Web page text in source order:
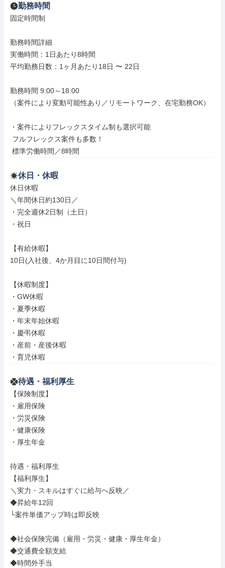
勤務時間
固定時間制
勤務時間詳細
実働時間：1日あたり8時間
平均勤務日数：1ヶ月あたり18日 〜 22日
勤務時間 9:00～18:00
（案件により変動可能性あり／リモートワーク、在宅勤務OK）
・案件によりフレックスタイム制も選択可能
標準労働時間／8時間
休日・休暇
休日休暇
＼年間休日約130日／
・完全週休2日制（土日）
・祝日
【有給休暇】
10日(入社後、4か月目に10日間付与)
【休暇制度】
・GW休暇
・夏季休暇
・年末年始休暇
・慶弔休暇
・産前・産後休暇
・育児休暇
待遇・福利厚生
【保険制度】
・雇用保険
・労災保険
・健康保険
・厚生年金
待遇・福利厚生
【福利厚生】
＼実力・スキルはすぐに給与へ反映／
◆昇給年12回
└案件単価アップ時は即反映
◆社会保険完備（雇用・労災・健康・厚生年金）
◆交通費全額支給
◆時間外手当